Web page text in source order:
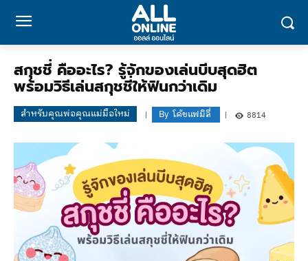
สกุชชี่ คืออะไร? รู้จักของเล่นบีบสุดฮิต
พร้อมวิธีเล่นสกุชชี่ให้ฟินกว่าเดิม
สำหรับคุณพ่อคุณแม่มือใหม่ By โค้ชแฟมิลี่ 8814